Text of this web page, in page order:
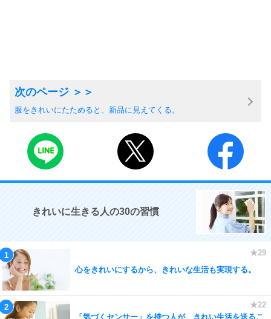
服をきれいにたためると、新品に見えてくる。
きれいに生きる人の30の習慣
心をきれいにするから、きれいな生活も実現する。
「気づくセンサー」を持つ人が、きれい生活を送るこ